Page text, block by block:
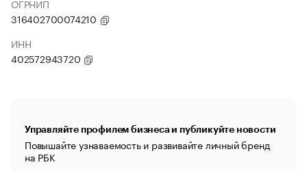
ОГРНИП
316402700074210
ИНН
402572943720
Управляйте профилем бизнеса и публикуйте новости
Повышайте узнаваемость и развивайте личный бренд
на РБК